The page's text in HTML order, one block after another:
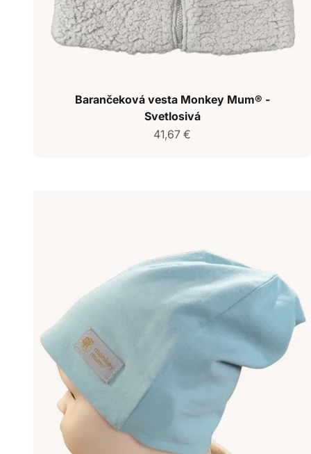
Barančeková vesta Monkey Mum® -
Svetlosivá
Predajná cena
41,67 €